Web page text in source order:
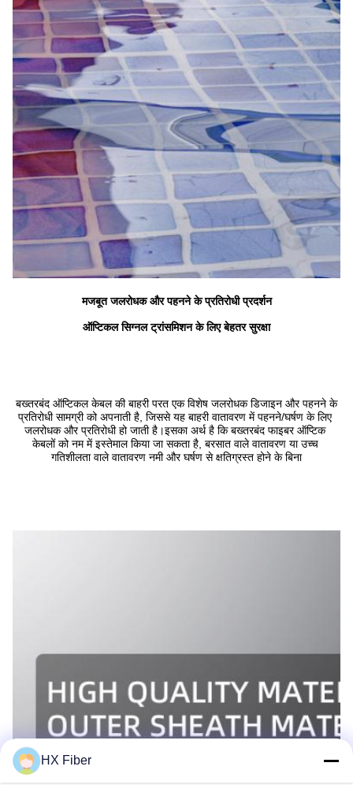
मजबूत जलरोधक और पहनने के प्रतिरोधी प्रदर्शन
ऑप्टिकल सिग्नल ट्रांसमिशन के लिए बेहतर सुरक्षा
बख्तरबंद ऑप्टिकल केबल की बाहरी परत एक विशेष जलरोधक डिजाइन और पहनने के
प्रतिरोधी सामग्री को अपनाती है, जिससे यह बाहरी वातावरण में पहनने/घर्षण के लिए
जलरोधक और प्रतिरोधी हो जाती है।इसका अर्थ है कि बख्तरबंद फाइबर ऑप्टिक
केबलों को नम में इस्तेमाल किया जा सकता है, बरसात वाले वातावरण या उच्च
गतिशीलता वाले वातावरण नमी और घर्षण से क्षतिग्रस्त होने के बिना
HX Fiber